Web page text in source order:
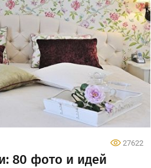
27622
80 фото и идей